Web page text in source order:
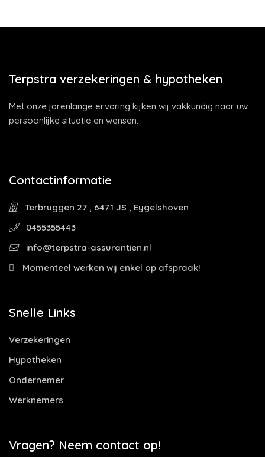
Terpstra verzekeringen & hypotheken
Met onze jarenlange ervaring kijken wij vakkundig naar uw
persoonlijke situatie en wensen.
Contactinformatie
Terbruggen 27 , 6471 JS , Eygelshoven
0455355443
info@terpstra-assurantien.nl
Momenteel werken wij enkel op afspraak!
Snelle Links
Verzekeringen
Hypotheken
Ondernemer
Werknemers
Vragen? Neem contact op!